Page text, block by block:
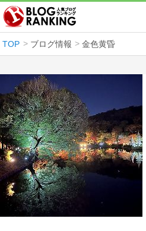
TOP ブログ情報 金色黄昏